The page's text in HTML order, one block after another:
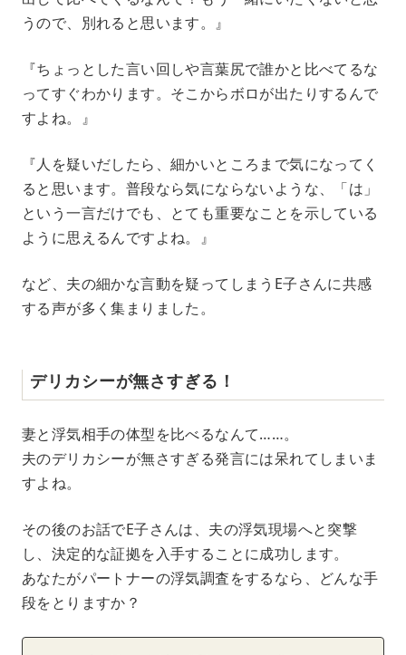
うので、別れると思います。』
『ちょっとした言い回しや言葉尻で誰かと比べてるな
ってすぐわかります。そこからボロが出たりするんで
すよね。』
『人を疑いだしたら、細かいところまで気になってく
ると思います。普段なら気にならないような、「は」
という一言だけでも、とても重要なことを示している
ように思えるんですよね。』
など、夫の細かな言動を疑ってしまうE子さんに共感
する声が多く集まりました。
デリカシーが無さすぎる！
妻と浮気相手の体型を比べるなんて……。
夫のデリカシーが無さすぎる発言には呆れてしまいま
すよね。
その後のお話でE子さんは、夫の浮気現場へと突撃
し、決定的な証拠を入手することに成功します。
あなたがパートナーの浮気調査をするなら、どんな手
段をとりますか？